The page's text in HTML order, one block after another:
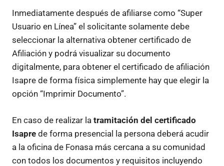
Inmediatamente después de afiliarse como “Super
Usuario en Línea” el solicitante solamente debe
seleccionar la alternativa obtener certificado de
Afiliación y podrá visualizar su documento
digitalmente, para obtener el certificado de afiliación
Isapre de forma física simplemente hay que elegir la
opción “Imprimir Documento”.
En caso de realizar la tramitación del certificado
Isapre de forma presencial la persona deberá acudir
a la oficina de Fonasa más cercana a su comunidad
con todos los documentos y requisitos incluyendo